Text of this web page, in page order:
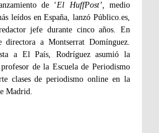
de ‘El HuffPost’, medio
leídos en España, lanzó Público.es,
jefe durante cinco años. En
directora a Montserrat Domínguez.
a El País, Rodríguez asumió la
de la Escuela de Periodismo
clases de periodismo online en la
Madrid.